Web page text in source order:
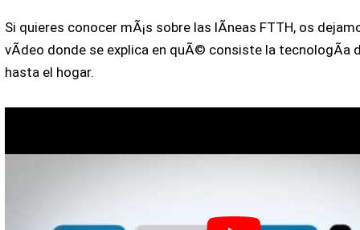
Si quieres conocer mÃ¡s sobre las lÃ­neas FTTH, os
vÃ­deo donde se explica en quÃ© consiste la tecnologÃ­a
hasta el hogar.